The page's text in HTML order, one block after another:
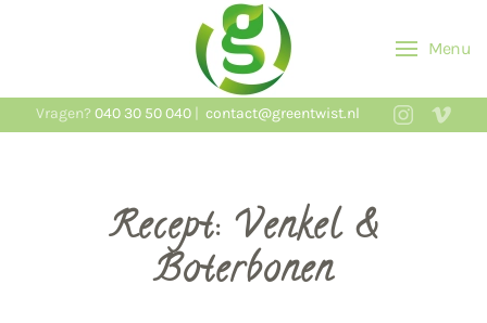
Skip to main content
Menu
Vragen?040 30 50 040| contact@greentwist.nl
Recept: Venkel &
Boterbonen